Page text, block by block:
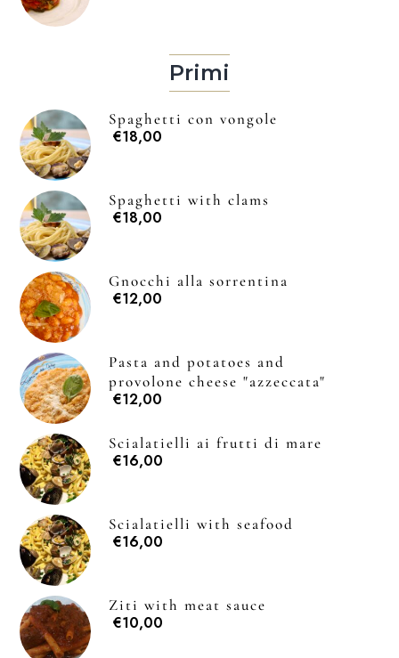
Primi
Spaghetti con vongole
€18,00
Spaghetti with clams
€18,00
Gnocchi alla sorrentina
€12,00
Pasta and potatoes and
provolone cheese "azzeccata"
€12,00
Scialatielli ai frutti di mare
€16,00
Scialatielli with seafood
€16,00
Ziti with meat sauce
€10,00